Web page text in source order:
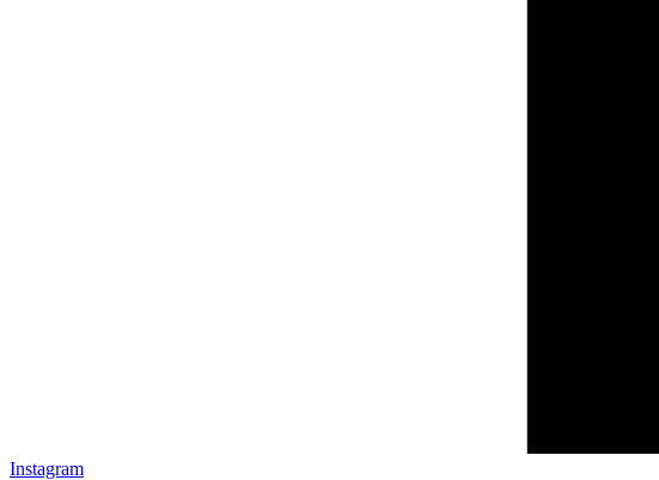
Instagram